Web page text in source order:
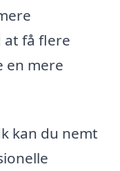
at få flere
en mere
kan du nemt